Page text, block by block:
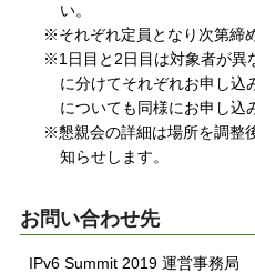
い。
※それぞれ定員となり次第締
※1日目と2日目は対象者が異
に分けてそれぞれお申し込
についても同様にお申し込
※懇親会の詳細は場所を調整
知らせします。
お問い合わせ先
IPv6 Summit 2019 運営事務局